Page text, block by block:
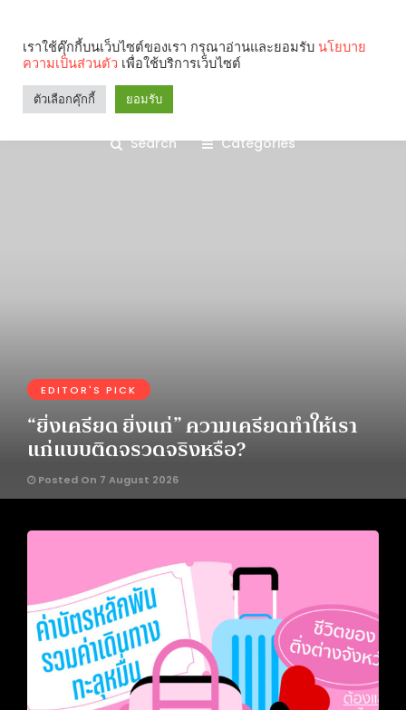
Search Categories
EDITOR'S PICK
“ยิ่งเครียด ยิ่งแก่” ความเครียดทำให้เรา
แก่แบบติดจรวดจริงหรือ?
Posted On 7 August 2026
เราใช้คุ๊กกี้บนเว็บไซต์ของเรา กรุณาอ่านและยอมรับ นโยบาย
ความเป็นส่วนตัว เพื่อใช้บริการเว็บไซต์
ตัวเลือกคุ๊กกี้ ยอมรับ